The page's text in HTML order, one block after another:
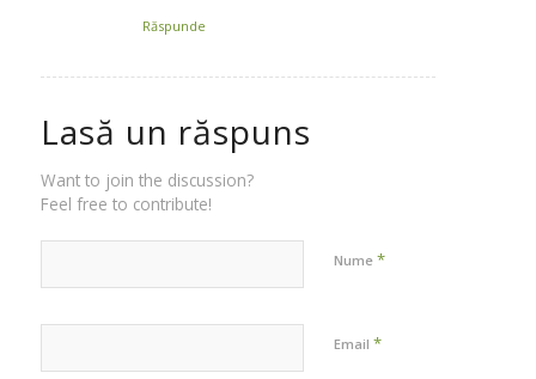
Răspunde
Lasă un răspuns
Want to join the discussion?
Feel free to contribute!
Nume *
Email *